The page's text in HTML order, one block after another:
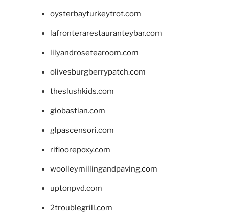
oysterbayturkeytrot.com
lafronterarestauranteybar.com
lilyandrosetearoom.com
olivesburgberrypatch.com
theslushkids.com
giobastian.com
glpascensori.com
rifloorepoxy.com
woolleymillingandpaving.com
uptonpvd.com
2troublegrill.com